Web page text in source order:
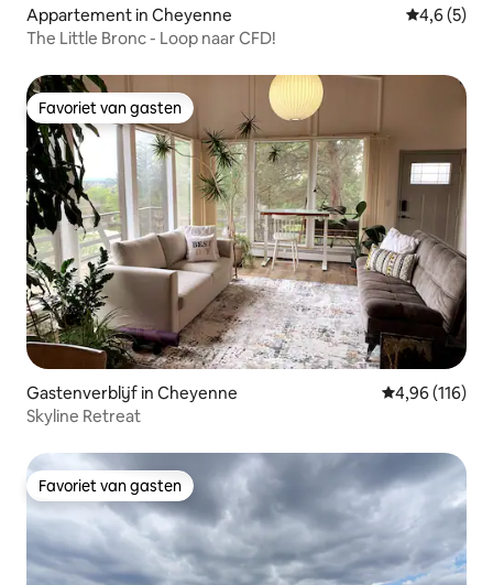
Appartement in Cheyenne
4,6 (5)
The Little Bronc - Loop naar CFD!
Favoriet van gasten
Favoriet van gasten
Gastenverblijf in Cheyenne Gemiddelde
4,96 (116)
Skyline Retreat
Favoriet van gasten
Favoriet van gasten